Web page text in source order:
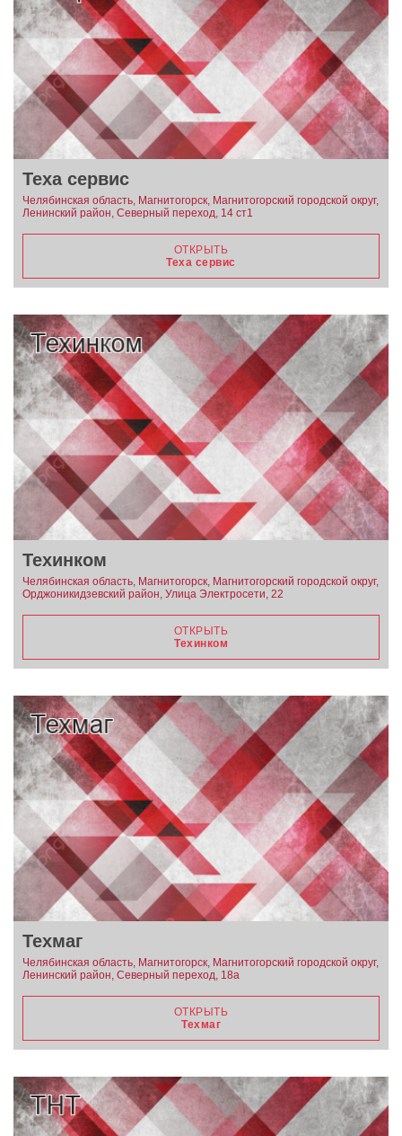
Теха сервис
Челябинская область, Магнитогорск, Магнитогорский городской округ,
Ленинский район, Северный переход, 14 ст1
ОТКРЫТЬ
Теха сервис
Техинком
Челябинская область, Магнитогорск, Магнитогорский городской округ,
Орджоникидзевский район, Улица Электросети, 22
ОТКРЫТЬ
Техинком
Техмаг
Челябинская область, Магнитогорск, Магнитогорский городской округ,
Ленинский район, Северный переход, 18а
ОТКРЫТЬ
Техмаг